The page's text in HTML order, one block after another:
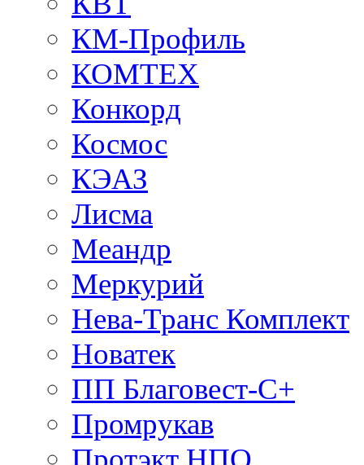
КМ-Профиль
КОМТЕХ
Конкорд
Космос
КЭАЗ
Лисма
Меандр
Меркурий
Нева-Транс Комплект
Новатек
ПП Благовест-С+
Промрукав